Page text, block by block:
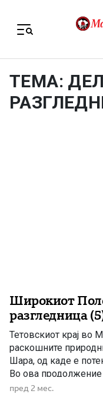
ТЕМА:
Широкиот
разгледница
Тетовскиот крај во
раскошните
Шара, од каде е
Во ова продолжение
животот и делото на
пред 2 мес.